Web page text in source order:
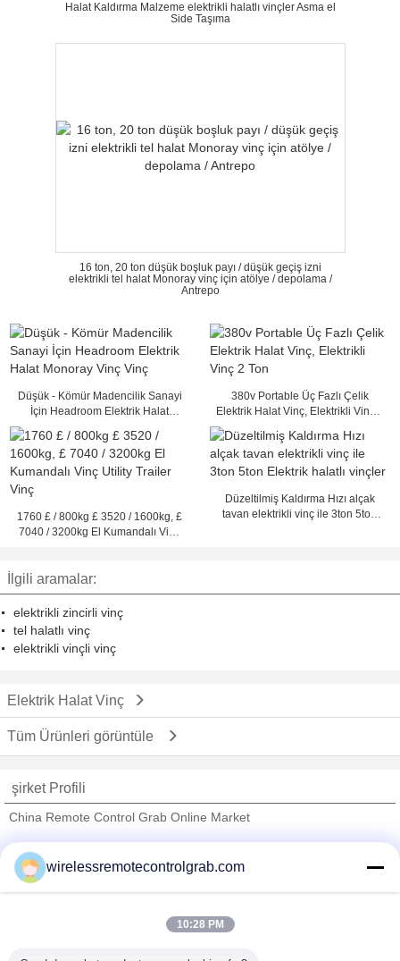
Halat Kaldırma Malzeme elektrikli halatlı vinçler Asma el
Side Taşıma
16 ton, 20 ton düşük boşluk payı / düşük geçiş izni
elektrikli tel halat Monoray vinç için atölye / depolama /
Antrepo
Düşük - Kömür Madencilik Sanayi
İçin Headroom Elektrik Halat
380v Portable Üç Fazlı Çelik
Elektrik Halat Vinç, Elektrikli Vinç 2
1760 £ / 800kg £ 3520 / 1600kg, £
7040 / 3200kg El Kumandalı Vinç
Düzeltilmiş Kaldırma Hızı alçak
tavan elektrikli vinç ile 3ton 5ton
İlgili aramalar:
elektrikli zincirli vinç
tel halatlı vinç
elektrikli vinçli vinç
Elektrik Halat Vinç
Tüm Ürünleri görüntüle
şirket Profili
China Remote Control Grab Online Market
Trust Seal
Verified Suplier
wirelessremotecontrolgrab.com
10:28 PM